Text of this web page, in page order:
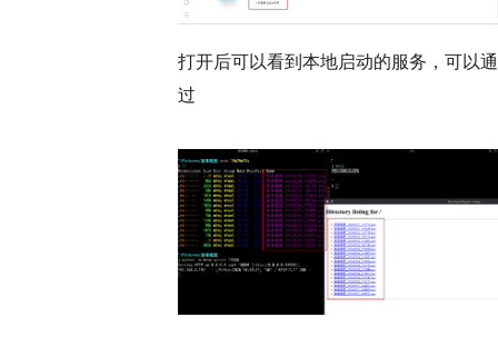
打开后可以看到本地启动的服务，可以通
过